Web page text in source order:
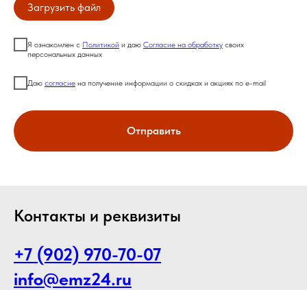
Загрузить файл
Я ознакомлен с Политикой и даю Согласие на обработку своих
персональных данных
Даю согласие на получение информации о скидках и акциях по e-mail
Отправить
Контакты и реквизиты
+7 (902) 970-70-07
info@emz24.ru